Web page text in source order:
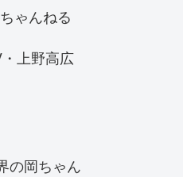
ューションⅦ
ェンタドールイオ
ゃんねる
上野高広
の岡ちゃん